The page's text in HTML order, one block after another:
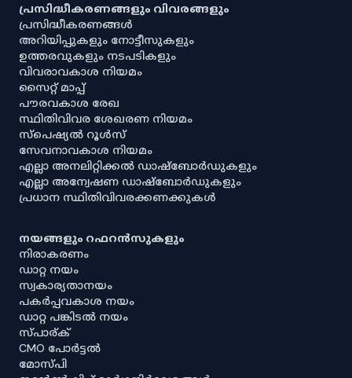
പ്രസിദ്ധീകരണങ്ങളും വിവരങ്ങളും
പ്രസിദ്ധീകരണങ്ങൾ
അറിയിപ്പുകളും നോട്ടീസുകളും
ഉത്തരവുകളും നടപടികളും
വിവരാവകാശ നിയമം
സൈറ്റ് മാപ്പ്
പൗരവകാശ രേഖ
സ്ഥിതിവിവര ശേഖരണ നിയമം
സ്‌പെഷ്യൽ റൂൾസ്
സേവനാവകാശ നിയമം
എല്ലാ അനലിറ്റിക്കൽ ഡാഷ്‌ബോർഡുകളും
എല്ലാ അന്വേഷണ ഡാഷ്‌ബോർഡുകളും
പ്രധാന സ്ഥിതിവിവരക്കണക്കുകൾ
നയങ്ങളും റഫറൻസുകളും
നിരാകരണം
ഡാറ്റ നയം
സ്വകാര്യതാനയം
പകർപ്പവകാശ നയം
ഡാറ്റ പങ്കിടൽ നയം
സ്പാര്ക്
CMO പോർട്ടൽ
മോസ്പി